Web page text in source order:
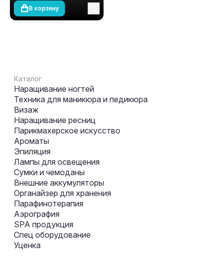
В корзину
Каталог
Наращивание ногтей
Техника для маникюра и педикюра
Визаж
Наращивание ресниц
Парикмахерское искусство
Ароматы
Эпиляция
Лампы для освещения
Сумки и чемоданы
Внешние аккумуляторы
Органайзер для хранения
Парафинотерапия
Аэрография
SPA продукция
Спец оборудование
Уценка